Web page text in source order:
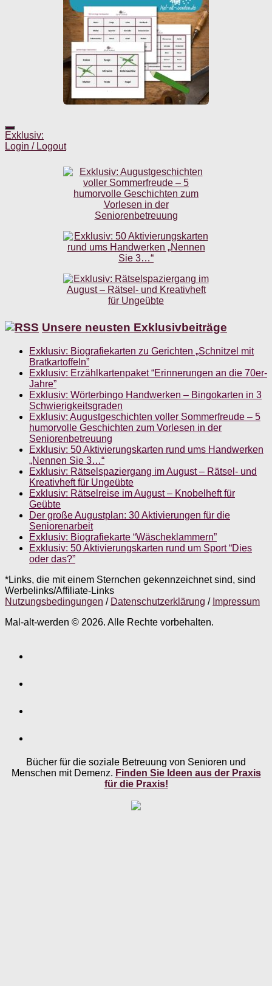
Exklusiv:
Login / Logout
Unsere neusten Exklusivbeiträge
Exklusiv: Biografiekarten zu Gerichten „Schnitzel mit
Bratkartoffeln”
Exklusiv: Erzählkartenpaket “Erinnerungen an die 70er-
Jahre”
Exklusiv: Wörterbingo Handwerken – Bingokarten in 3
Schwierigkeitsgraden
Exklusiv: Augustgeschichten voller Sommerfreude – 5
humorvolle Geschichten zum Vorlesen in der
Seniorenbetreuung
Exklusiv: 50 Aktivierungskarten rund ums Handwerken
„Nennen Sie 3…“
Exklusiv: Rätselspaziergang im August – Rätsel- und
Kreativheft für Ungeübte
Exklusiv: Rätselreise im August – Knobelheft für
Geübte
Der große Augustplan: 30 Aktivierungen für die
Seniorenarbeit
Exklusiv: Biografiekarte “Wäscheklammern”
Exklusiv: 50 Aktivierungskarten rund um Sport “Dies
oder das?”
*Links, die mit einem Sternchen gekennzeichnet sind, sind
Werbelinks/Affiliate-Links
Nutzungsbedingungen / Datenschutzerklärung / Impressum
Mal-alt-werden © 2026. Alle Rechte vorbehalten.
Bücher für die soziale Betreuung von Senioren und
Menschen mit Demenz. Finden Sie Ideen aus der Praxis
für die Praxis!